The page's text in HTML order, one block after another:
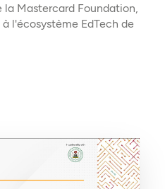
Mastercard Foundation,
l'écosystème EdTech de